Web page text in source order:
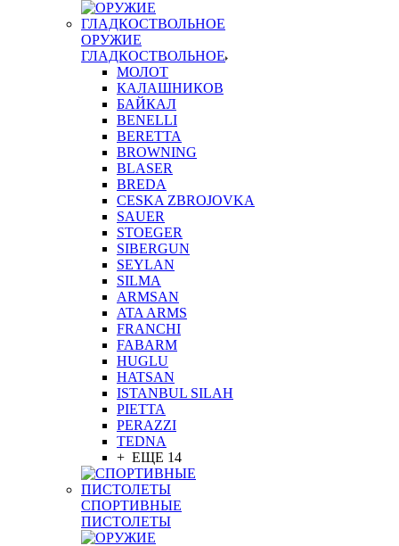
ОРУЖИЕ
ГЛАДКОСТВОЛЬНОЕ
МОЛОТ
КАЛАШНИКОВ
БАЙКАЛ
BENELLI
BERETTA
BROWNING
BLASER
BREDA
CESKA ZBROJOVKA
SAUER
STOEGER
SIBERGUN
SEYLAN
SILMA
ARMSAN
ATA ARMS
FRANCHI
FABARM
HUGLU
HATSAN
ISTANBUL SILAH
PIETTA
PERAZZI
TEDNA
+ ЕЩЕ 14
СПОРТИВНЫЕ
ПИСТОЛЕТЫ